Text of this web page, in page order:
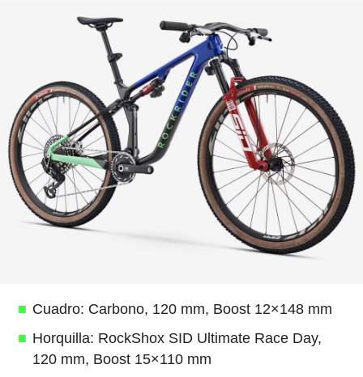
Cuadro: Carbono, 120 mm, Boost 12×148 mm
Horquilla: RockShox SID Ultimate Race Day,
120 mm, Boost 15×110 mm